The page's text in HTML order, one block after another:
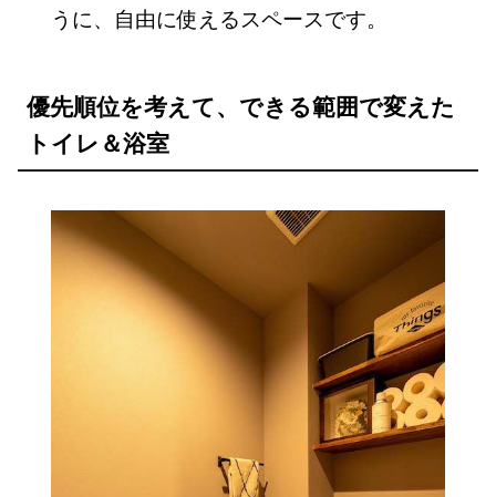
うに、自由に使えるスペースです。
優先順位を考えて、できる範囲で変えた
トイレ＆浴室